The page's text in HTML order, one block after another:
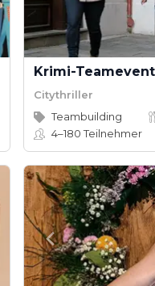
Krimi-
Citythriller
Teambuilding
4–180Teilnehmer